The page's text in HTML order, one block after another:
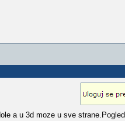
a u 3d moze u sve